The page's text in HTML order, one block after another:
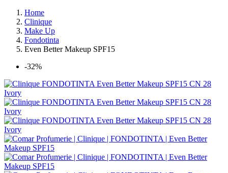
Home
Clinique
Make Up
Fondotinta
Even Better Makeup SPF15
-32%